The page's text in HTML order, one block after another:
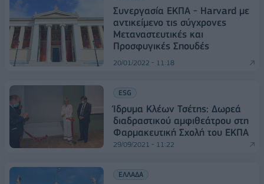
Συνεργασία ΕΚΠΑ - Harvard με
αντικείμενο τις σύγχρονες
Μεταναστευτικές και
Προσφυγικές Σπουδές
20/01/2022 - 11:18
ESG
Ίδρυμα Κλέων Τσέτης: Δωρεά
διαδραστικού αμφιθεάτρου στη
Φαρμακευτική Σχολή του ΕΚΠΑ
29/09/2021 - 11:22
ΕΛΛΑΔΑ